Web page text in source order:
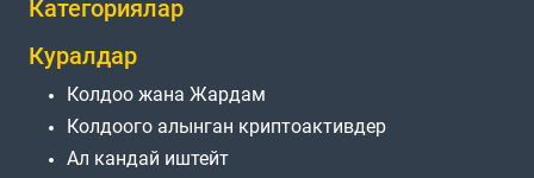
Категориялар
Куралдар
Колдоо жана Жардам
Колдоого алынган криптоактивдер
Ал кандай иштейт